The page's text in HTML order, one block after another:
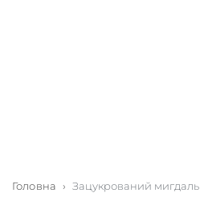
Головна › Зацукрований мигдаль